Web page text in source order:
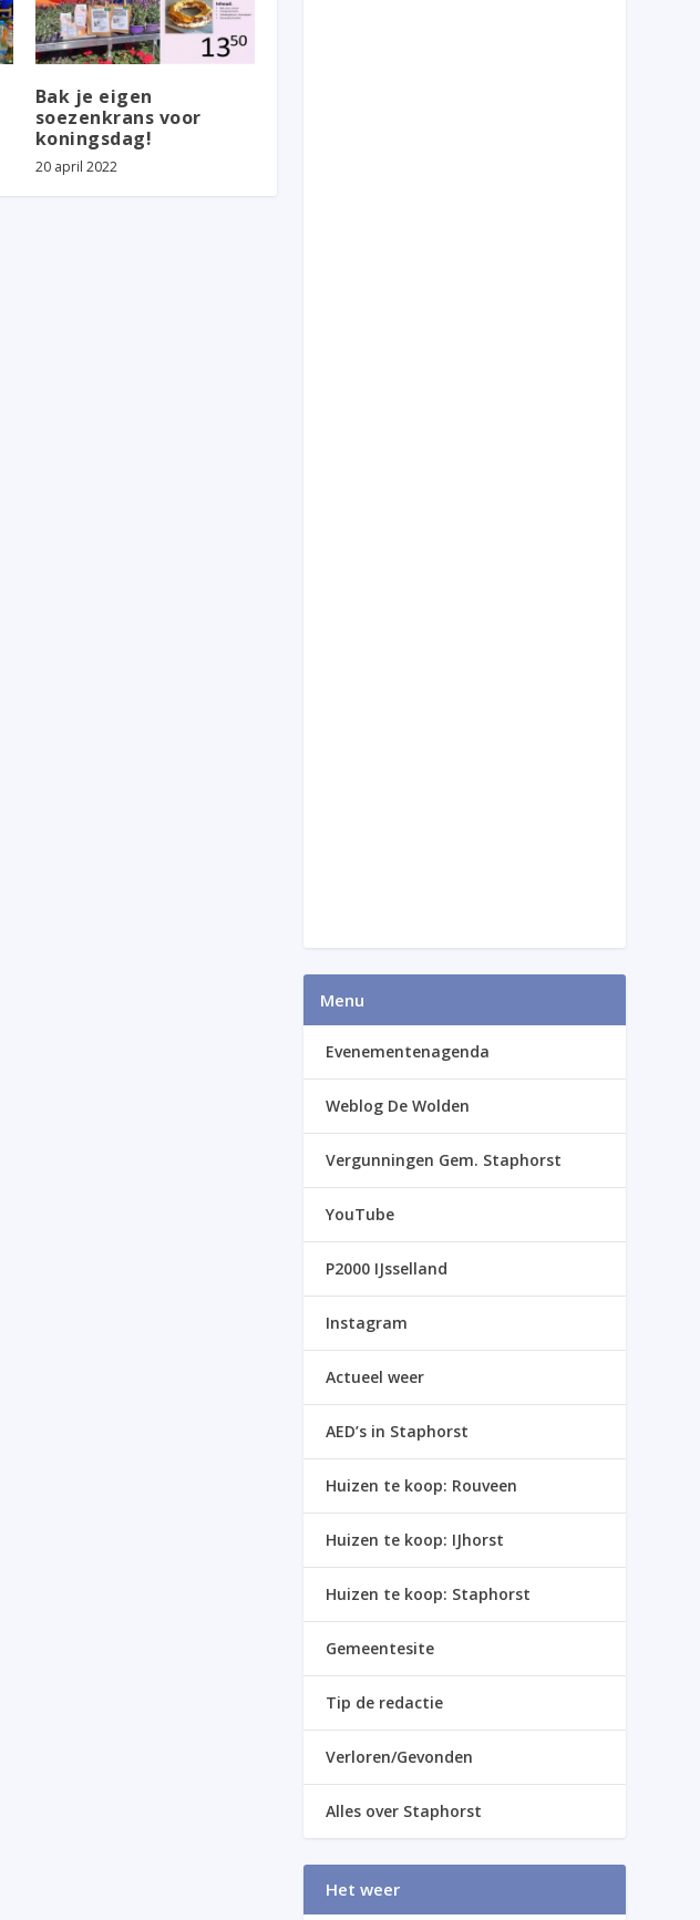
Bak je eigen
soezenkrans voor
koningsdag!
20 april 2022
Menu
Evenementenagenda
Weblog De Wolden
Vergunningen Gem. Staphorst
YouTube
P2000 IJsselland
Instagram
Actueel weer
AED’s in Staphorst
Huizen te koop: Rouveen
Huizen te koop: IJhorst
Huizen te koop: Staphorst
Gemeentesite
Tip de redactie
Verloren/Gevonden
Alles over Staphorst
Het weer